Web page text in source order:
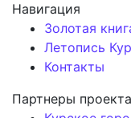
Навигация
Золотая
Летопись
Контакты
Партнеры проекта